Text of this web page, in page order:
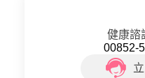
健康諮
00852-